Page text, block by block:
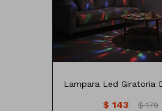
Lampara Led Giratoria
$ 143 $ 179